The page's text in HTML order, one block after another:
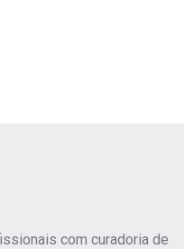
com curadoria de